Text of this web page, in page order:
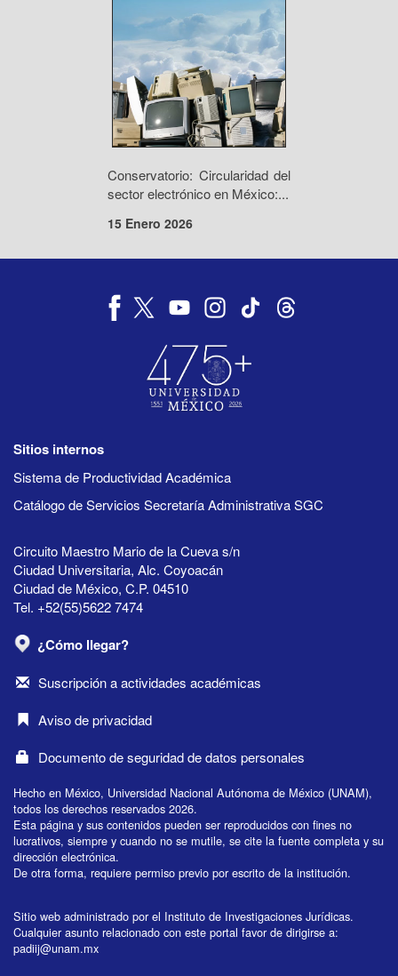
Conservatorio: Circularidad del
sector electrónico en México:...
15 Enero 2026
Sitios internos
Sistema de Productividad Académica
Catálogo de Servicios Secretaría Administrativa SGC
Circuito Maestro Mario de la Cueva s/n
Ciudad Universitaria, Alc. Coyoacán
Ciudad de México, C.P. 04510
Tel. +52(55)5622 7474
¿Cómo llegar?
Suscripción a actividades académicas
Aviso de privacidad
Documento de seguridad de datos personales
Hecho en México, Universidad Nacional Autónoma de México (UNAM),
todos los derechos reservados 2026.
Esta página y sus contenidos pueden ser reproducidos con fines no
lucrativos, siempre y cuando no se mutile, se cite la fuente completa y su
dirección electrónica.
De otra forma, requiere permiso previo por escrito de la institución.
Sitio web administrado por el Instituto de Investigaciones Jurídicas.
Cualquier asunto relacionado con este portal favor de dirigirse a:
padiij@unam.mx